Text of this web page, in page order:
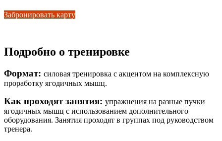
Забронировать карту
Подробно о тренировке
Формат: силовая тренировка с акцентом на комплексную
проработку ягодичных мышц.
Как проходят занятия: упражнения на разные пучки
ягодичных мышц с использованием дополнительного
оборудования. Занятия проходят в группах под руководством
тренера.